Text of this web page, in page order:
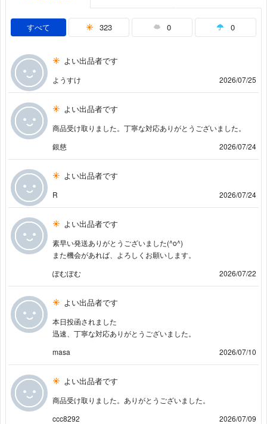
すべて 323 0 0
よい出品者です
ようすけ 2026/07/25
よい出品者です
商品受け取りました。丁寧な対応ありがとうございました。
銀慈
2026/07/24
よい出品者です
R 2026/07/24
よい出品者です
素早い発送ありがとうございました(^o^)
また機会があれば、よろしくお願いします。
ぽむぽむ
2026/07/22
よい出品者です
本日投函されました
迅速、丁寧な対応ありがとうございました。
masa
2026/07/10
よい出品者です
商品受け取りました。ありがとうございました。
ccc8292
2026/07/09